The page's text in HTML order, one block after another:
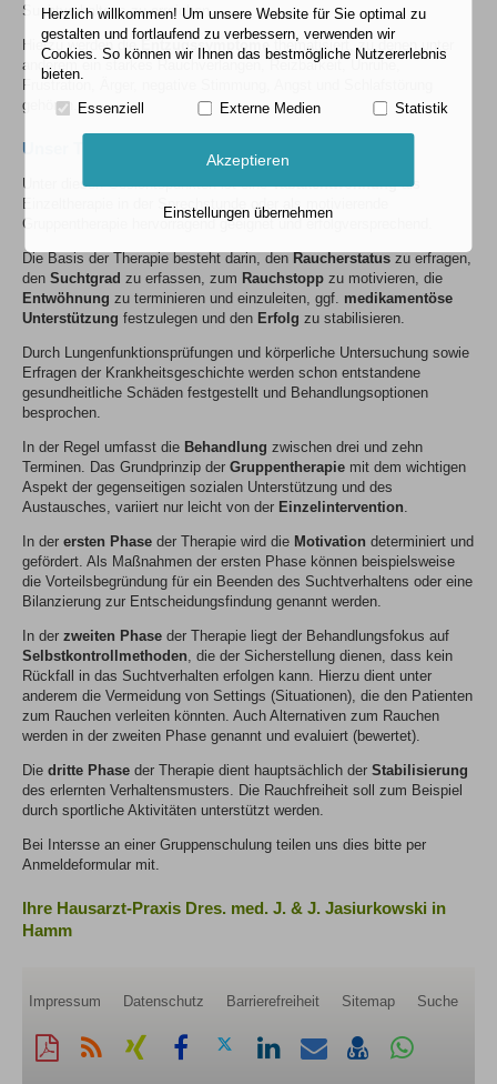
Suchtverhaltens zu erreichen.
Hierzu werden dieEntzugssymptome
thematisiert, zu denen unter
anderem ein starkes Rauchverlangen, Reizbarkeit, Unruhe,
Frustration, Ärger, negative Stimmung, Angst und Schlafstörung
gehören.
Unser Therapiekonzept
Unter diesen Gesichtspunkten ist eineTabakentwöhnungals
Einzeltherapie in der Sprechstunde oder als motivierende
Gruppentherapie hervorragend geeignet und erfolgversprechend.
Die Basis der Therapie besteht darin, den Raucherstatus zu erfragen,
den Suchtgrad zu erfassen, zum Rauchstopp zu motivieren, die
Entwöhnung zu terminieren und einzuleiten, ggf. medikamentöse
Unterstützung festzulegen und den Erfolg zu stabilisieren.
Durch Lungenfunktionsprüfungen und körperliche Untersuchung sowie
Erfragen der Krankheitsgeschichte werden schon entstandene
gesundheitliche Schäden festgestellt und Behandlungsoptionen
besprochen.
In der Regel umfasst die Behandlung zwischen drei und zehn
Terminen. Das Grundprinzip der Gruppentherapie mit dem wichtigen
Aspekt der gegenseitigen sozialen Unterstützung und des
Austausches, variiert nur leicht von der Einzelintervention.
In der ersten Phase der Therapie wird die Motivation determiniert und
gefördert. Als Maßnahmen der ersten Phase können beispielsweise
die Vorteilsbegründung für ein Beenden des Suchtverhaltens oder eine
Bilanzierung zur Entscheidungsfindung genannt werden.
In der zweiten Phase der Therapie liegt der Behandlungsfokus auf
Selbstkontrollmethoden, die der Sicherstellung dienen, dass kein
Rückfall in das Suchtverhalten erfolgen kann. Hierzu dient unter
anderem die Vermeidung von Settings (Situationen), die den Patienten
zum Rauchen verleiten könnten. Auch Alternativen zum Rauchen
werden in der zweiten Phase genannt und evaluiert (bewertet).
Die dritte Phase der Therapie dient hauptsächlich der Stabilisierung
des erlernten Verhaltensmusters. Die Rauchfreiheit soll zum Beispiel
durch sportliche Aktivitäten unterstützt werden.
Bei Intersse an einer Gruppenschulung teilen uns dies bitte per
Anmeldeformular mit.
Ihre Hausarzt-Praxis Dres. med. J. & J. Jasiurkowski in
Hamm
Impressum Datenschutz Barrierefreiheit Sitemap Suche
Diese
Seite
RSS-
Feed
Auf
Xing
Auf
Facebook
Auf
Twitter
Auf
LinkedIn
Per
Mail
vCard
speichern
Herzlich willkommen! Um unsere Website für Sie optimal zu
gestalten und fortlaufend zu verbessern, verwenden wir
Cookies. So können wir Ihnen das bestmögliche Nutzererlebnis
bieten.
Essenziell Externe Medien Statistik
Akzeptieren
Einstellungen übernehmen